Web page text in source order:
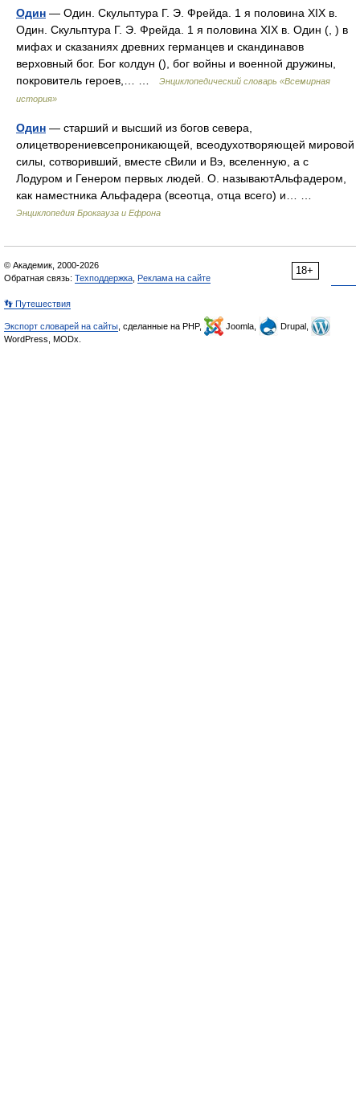
Один — Один. Скульптура Г. Э. Фрейда. 1 я половина XIX в.
Один. Скульптура Г. Э. Фрейда. 1 я половина XIX в. Один (, ) в
мифах и сказаниях древних германцев и скандинавов
верховный бог. Бог колдун (), бог войны и военной дружины,
покровитель героев,… …
Энциклопедический словарь «Всемирная
история»
Один — старший и высший из богов севера,
олицетворениевсепроникающей, всеодухотворяющей мировой
силы, сотворивший, вместе сВили и Вэ, вселенную, а с
Лодуром и Генером первых людей. О. называютАльфадером,
как наместника Альфадера (всеотца, отца всего) и… …
Энциклопедия Брокгауза и Ефрона
18+
© Академик, 2000-2026
Обратная связь: Техподдержка Реклама на сайте
👣 Путешествия
Экспорт словарей на сайты , сделанные на PHP, Joomla,
Drupal,
WordPress, MODx.